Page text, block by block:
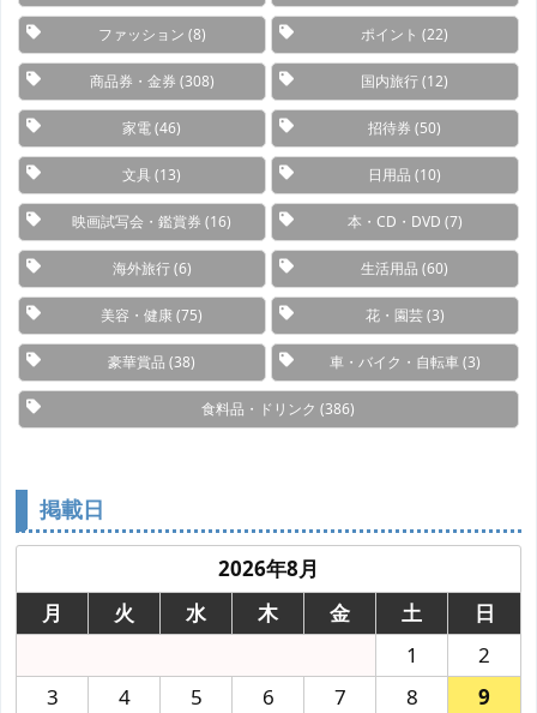
ファッション (8) ポイント (22)
商品券・金券 (308) 国内旅行(12)
家電(46) 招待券 (50)
文具 (13) 日用品 (10)
映画試写会・鑑賞券 (16) 本・CD・DVD (7)
海外旅行(6) 生活用品 (60)
美容・健康(75) 花・園芸(3)
豪華賞品 (38) 車・バイク・自転車(3)
食料品・ドリンク (386)
掲載日
2026年8月
月
火 水 木 金 土
日
1
2
3
4 5 6 7 8
9